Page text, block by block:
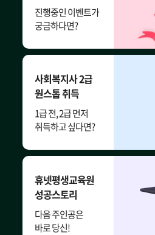
진행중인 이벤트가
궁금하다면?
사회복지사 2급
원스톱 취득
1급 전, 2급 먼저
취득하고 싶다면?
휴넷평생교육원
성공스토리
다음 주인공은
바로 당신!